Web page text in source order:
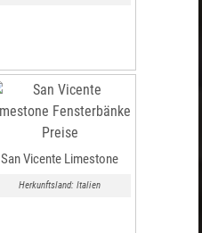
San Vicente Limestone
Herkunftsland: Italien